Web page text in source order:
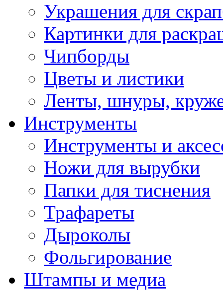
Украшения для
Картинки для
Чипборды
Цветы и листики
Ленты, шнуры,
Инструменты
Инструменты и
Ножи для вырубки
Папки для тиснения
Трафареты
Дыроколы
Фольгирование
Штампы и медиа